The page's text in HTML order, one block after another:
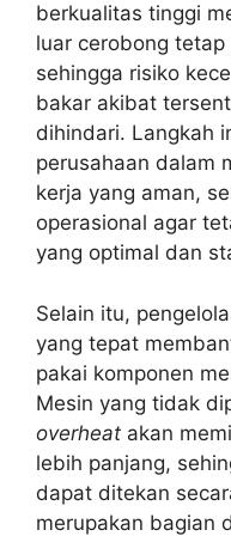
berkualitas tinggi
luar cerobong
sehingga risiko
bakar akibat
dihindari. Langkah
perusahaan dalam
kerja yang aman,
operasional agar
yang optimal dan
Selain itu,
yang tepat
pakai komponen
Mesin yang tidak
overheat akan
lebih panjang,
dapat ditekan
merupakan bagian